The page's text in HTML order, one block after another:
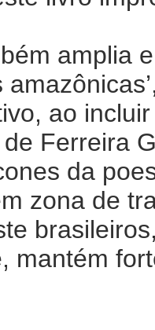
amplia
ao
Ferreira
da
zona de
mantém